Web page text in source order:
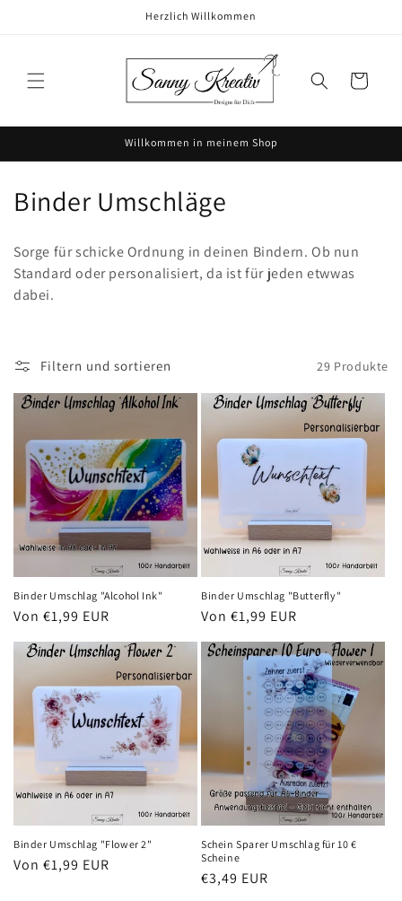
Herzlich Willkommen
Warenkorb
Willkommen in meinem Shop
K
t
e
o
r
e
:
Binder Umschläge
Sorge für schicke Ordnung in deinen Bindern. Ob nun
Standard oder personalisiert, da ist für jeden etwwas
dabei.
Filtern und sortieren 29 Produkte
Binder Umschlag "Alcohol Ink"
Normaler
Von €1,99 EUR
Binder Umschlag "Butterfly"
Normaler
Von €1,99 EUR
Binder Umschlag "Flower 2"
Normaler
Von €1,99 EUR
Schein Sparer Umschlag für 10 €
Scheine
Normaler
€3,49 EUR